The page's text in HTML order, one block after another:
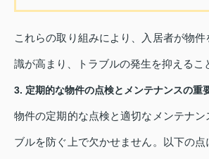
これらの取り組みにより、入居者が物
識が高まり、トラブルの発生を抑えるこ
3. 定期的な物件の点検とメンテナンスの重
物件の定期的な点検と適切なメンテナン
ブルを防ぐ上で欠かせません。以下の点